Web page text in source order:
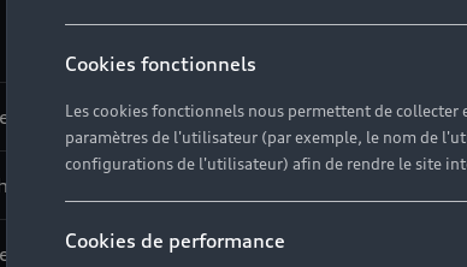
?
?
neuve ?
Cookies fonctionnels
Les cookies fonctionnels nous permettent de collecter
paramètres de l'utilisateur (par exemple, le nom de
configurations de l'utilisateur) afin de rendre le site
Cookies de performance